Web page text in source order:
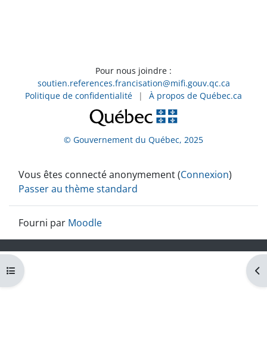
Ouvrir l’index du cours
Pour nous joindre :
soutien.references.francisation@mifi.gouv.qc.ca
Politique de confidentialité
| À propos de Québec.ca
© Gouvernement du Québec, 2025
Vous êtes connecté anonymement (Connexion)
Passer au thème standard
Fourni par Moodle